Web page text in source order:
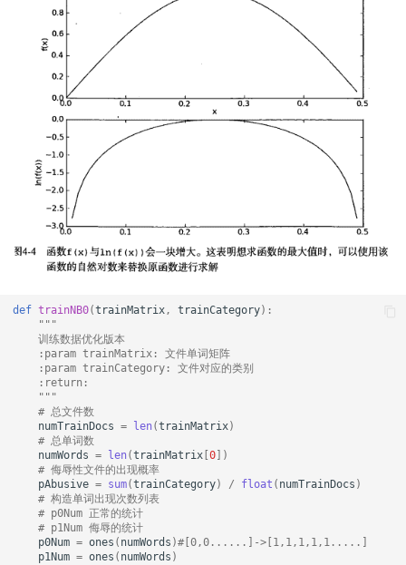
def trainNB0(trainMatrix, trainCategory):
"""
    训练数据优化版本
    :param trainMatrix: 文件单词矩阵
    :param trainCategory: 文件对应的类别
    :return:
    """
# 总文件数
numTrainDocs = len(trainMatrix)
# 总单词数
numWords = len(trainMatrix 0 ])
# 侮辱性文件的出现概率
pAbusive = sum(trainCategory) / float ( numTrainDocs )
# 构造单词出现次数列表
# p0Num 正常的统计
# p1Num 侮辱的统计
p0Num = ones ( numWords )#[0,0......]->[1,1,1,1,1.....]
p1Num = ones ( numWords )